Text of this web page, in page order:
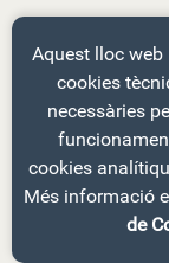
Aquest lloc
cookies
necessàries
cookies
Més informació
de